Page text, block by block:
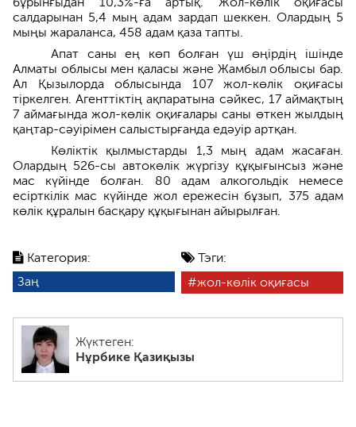
Категория:
Заң
Тэги:
жол-көлік оқиғасы
Жүктеген:
Нұрбике Қазиқызы
салдарынан 5,4 мың адам зардап шеккен. Олардың 5
мыңы жараланса, 458 адам қаза тапты.
Апат саны ең көп болған үш өңірдің ішінде
Алматы облысы мен қаласы және Жамбыл облысы бар.
Ал Қызылорда облысында 107 жол-көлік оқиғасы
тіркелген. Агенттіктің ақпаратына сәйкес, 17 аймақтың
7 аймағында жол-көлік оқиғалары саны өткен жылдың
қаңтар-сәуірімен салыстырғанда едәуір артқан.
Көліктік қылмыстарды 1,3 мың адам жасаған.
Олардың 526-сы автокөлік жүргізу құқығынсыз және
мас күйінде болған. 80 адам алкогольдік немесе
есірткілік мас күйінде жол ережесін бұзып, 375 адам
көлік құралын басқару құқығынан айырылған.